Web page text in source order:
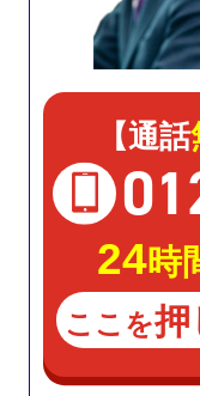
【通話
24時
ここを押